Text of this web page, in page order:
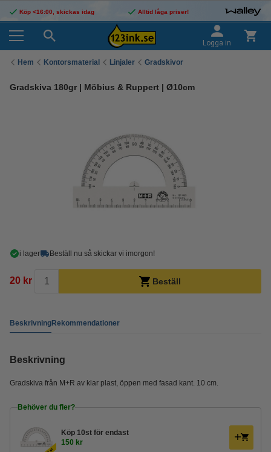
Köp <16:00, skickas idag Alltid låga priser!
Logga in
Hem Kontorsmaterial Linjaler Gradskivor
Gradskiva 180gr | Möbius & Ruppert | Ø10cm
i lager Beställ nu så skickar vi imorgon!
20 kr Beställ
BeskrivningRekommendationer
Beskrivning
Gradskiva från M+R av klar plast, öppen med fasad kant. 10 cm.
Behöver du fler?
Köp 10st för endast
150 kr